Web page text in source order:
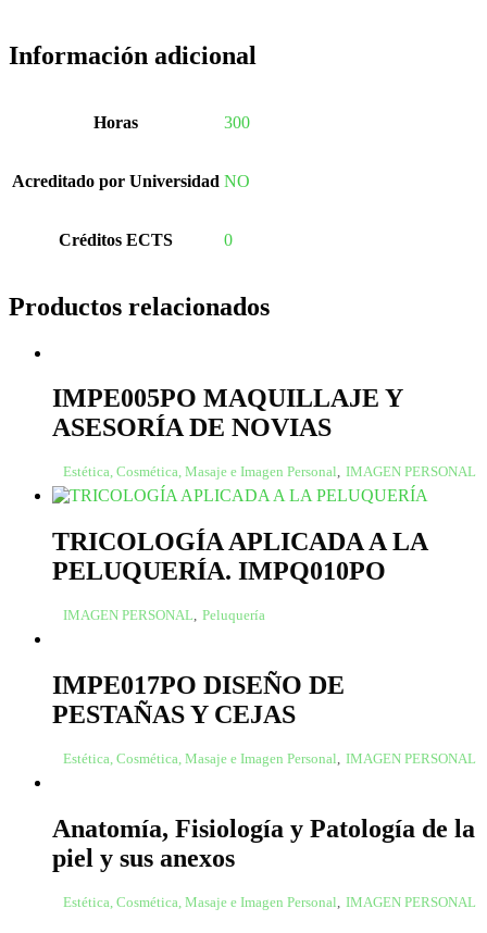
Información adicional
Horas 300
Acreditado por Universidad NO
Créditos ECTS 0
Productos relacionados
IMPE005PO MAQUILLAJE Y
ASESORÍA DE NOVIAS
Estética, Cosmética, Masaje e Imagen Personal, IMAGEN PERSONAL
TRICOLOGÍA APLICADA A LA
PELUQUERÍA. IMPQ010PO
IMAGEN PERSONAL, Peluquería
IMPE017PO DISEÑO DE
PESTAÑAS Y CEJAS
Estética, Cosmética, Masaje e Imagen Personal, IMAGEN PERSONAL
Anatomía, Fisiología y Patología de la
piel y sus anexos
Estética, Cosmética, Masaje e Imagen Personal IMAGEN PERSONAL